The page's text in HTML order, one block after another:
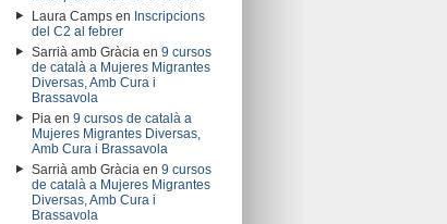
Laura Campsen Inscripcions
del C2 al febrer
Sarrià amb Gràcia en 9 cursos
de català a Mujeres Migrantes
Diversas, Amb Cura i
Brassavola
Pia en 9 cursos de català a
Mujeres Migrantes Diversas,
Amb Cura i Brassavola
Sarrià amb Gràcia en 9 cursos
de català a Mujeres Migrantes
Diversas, Amb Cura i
Brassavola